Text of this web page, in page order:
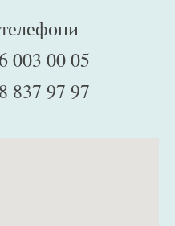
003 00 05
837 97 97